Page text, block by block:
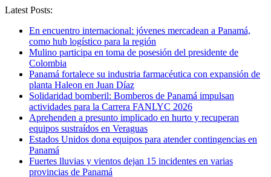
Latest Posts:
En encuentro internacional: jóvenes mercadean a Panamá,
como hub logístico para la región
Mulino participa en toma de posesión del presidente de
Colombia
Panamá fortalece su industria farmacéutica con expansión de
planta Haleon en Juan Díaz
Solidaridad bomberil: Bomberos de Panamá impulsan
actividades para la Carrera FANLYC 2026
Aprehenden a presunto implicado en hurto y recuperan
equipos sustraídos en Veraguas
Estados Unidos dona equipos para atender contingencias en
Panamá
Fuertes lluvias y vientos dejan 15 incidentes en varias
provincias de Panamá